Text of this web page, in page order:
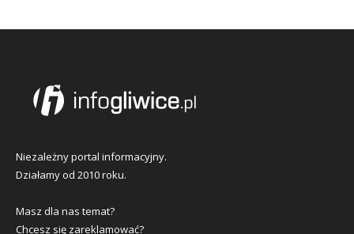
Niezależny portal informacyjny.
Działamy od 2010 roku.
Masz dla nas temat?
Chcesz się zareklamować?